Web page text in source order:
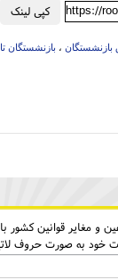
کپی لینک https://
بازنشستگان ، بازنشستگان
و مغایر قوانین کشور
خود به صورت حروف